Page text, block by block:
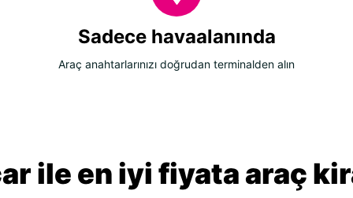
Sadece havaalanında
Araç anahtarlarınızı doğrudan terminalden alın
ile en iyi fiyata araç